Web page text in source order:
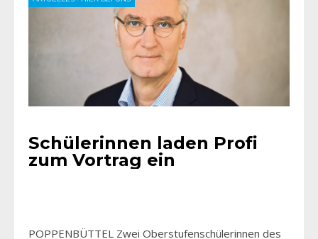
Schülerinnen laden Profi
zum Vortrag ein
POPPENBÜTTEL Zwei Oberstufenschülerinnen des